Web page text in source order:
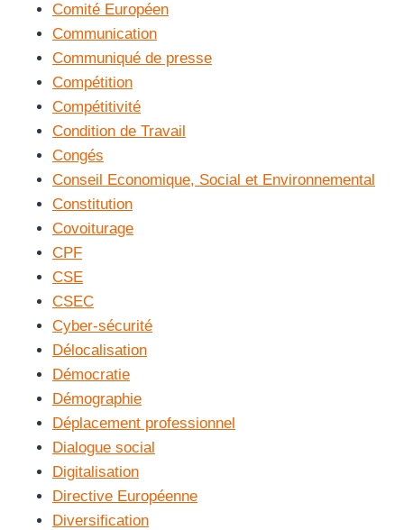
Comité Européen
Communication
Communiqué de presse
Compétition
Compétitivité
Condition de Travail
Congés
Conseil Economique, Social et Environnemental
Constitution
Covoiturage
CPF
CSE
CSEC
Cyber-sécurité
Délocalisation
Démocratie
Démographie
Déplacement professionnel
Dialogue social
Digitalisation
Directive Européenne
Diversification